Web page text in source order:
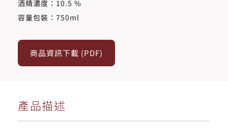
酒精濃度​：10.5 %
容量包裝：750ml
商品資訊下載 (PDF)
產品描述